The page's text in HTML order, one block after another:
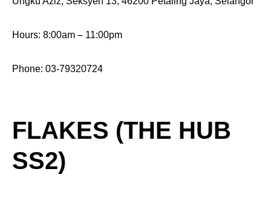
Hours: 8:00am – 11:00pm
Phone: 03-79320724
FLAKES (THE HUB
SS2)